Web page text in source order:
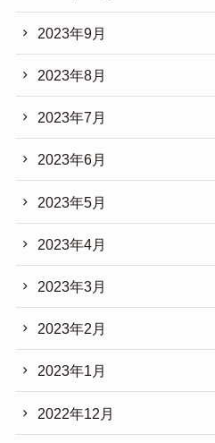
2023年9月
2023年8月
2023年7月
2023年6月
2023年5月
2023年4月
2023年3月
2023年2月
2023年1月
2022年12月